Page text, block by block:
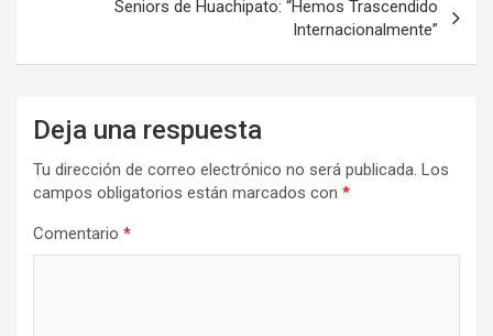
Seniors de Huachipato: “Hemos Trascendido
Internacionalmente”
Deja una respuesta
Tu dirección de correo electrónico no será publicada. Los
campos obligatorios están marcados con *
Comentario *